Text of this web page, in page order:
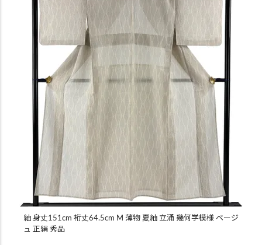
紬 身丈151cm 裄丈64.5cm M 薄物 夏紬 立涌 幾何学模様 ベージ
ュ 正絹 秀品